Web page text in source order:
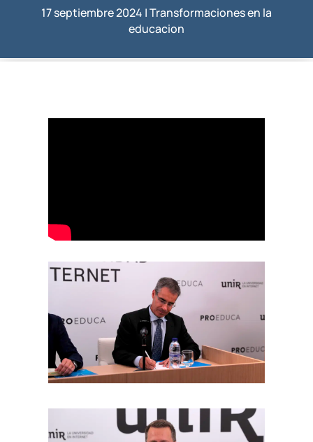
17 septiembre 2024 |Transformaciones en la
educacion